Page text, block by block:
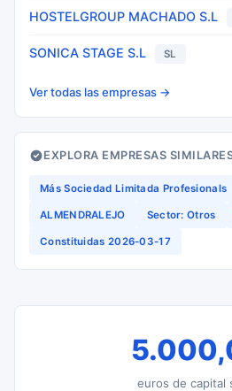
HOSTELGROUP MACHADO S.L
SONICA STAGE S.L SL
Ver todas las empresas →
EXPLORA EMPRESAS
Más Sociedad Limitada Profesionals
ALMENDRALEJO Sector: Otros
Constituidas 2026-03-17
euros de capital